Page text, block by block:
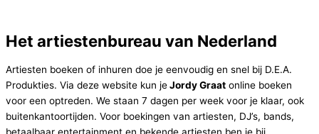
Het artiestenbureau van Nederland
Artiesten boeken of inhuren doe je eenvoudig en snel bij D.E.A.
Produkties. Via deze website kun jeJordy Graat online boeken
voor een optreden. We staan 7 dagen per week voor je klaar, ook
buitenkantoortijden. Voor boekingen van artiesten, DJ’s, bands,